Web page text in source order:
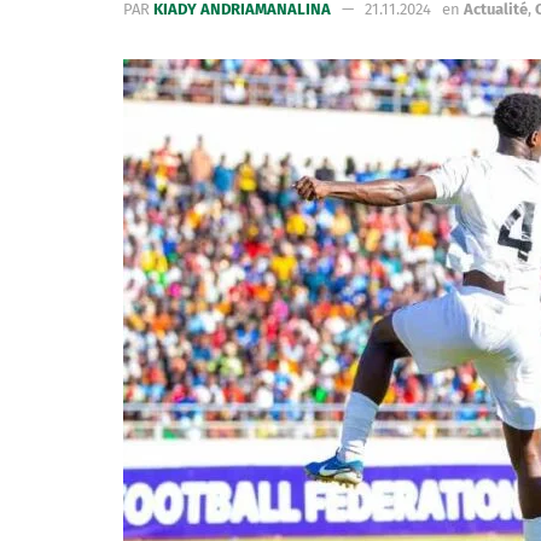
PAR KIADY ANDRIAMANALINA 21.11.2024 en Actualité,